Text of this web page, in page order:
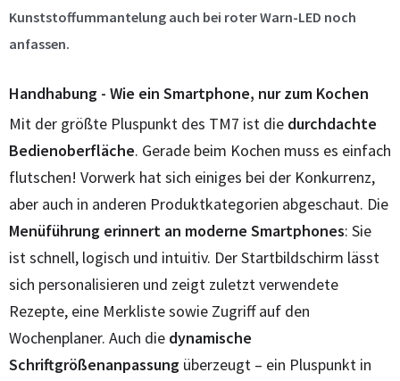
Kunststoffummantelung auch bei roter Warn-LED noch
anfassen.
Handhabung - Wie ein Smartphone, nur zum Kochen
Mit der größte Pluspunkt des TM7 ist die durchdachte
Bedienoberfläche. Gerade beim Kochen muss es einfach
flutschen! Vorwerk hat sich einiges bei der Konkurrenz,
aber auch in anderen Produktkategorien abgeschaut. Die
Menüführung erinnert an moderne Smartphones: Sie
ist schnell, logisch und intuitiv. Der Startbildschirm lässt
sich personalisieren und zeigt zuletzt verwendete
Rezepte, eine Merkliste sowie Zugriff auf den
Wochenplaner. Auch die dynamische
Schriftgrößenanpassung überzeugt – ein Pluspunkt in